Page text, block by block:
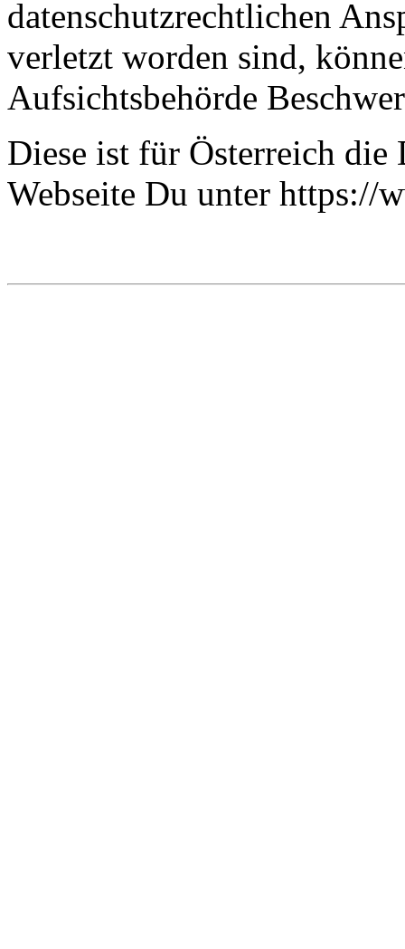
datenschutzrechtlichen
verletzt worden sind,
Aufsichtsbehörde
Diese ist für Österreich die
Webseite Du unter https://